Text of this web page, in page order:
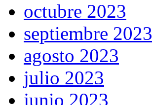
octubre 2023
septiembre 2023
agosto 2023
julio 2023
junio 2023